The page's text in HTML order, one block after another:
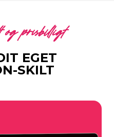
og prisbilligt
EGET
SKILT